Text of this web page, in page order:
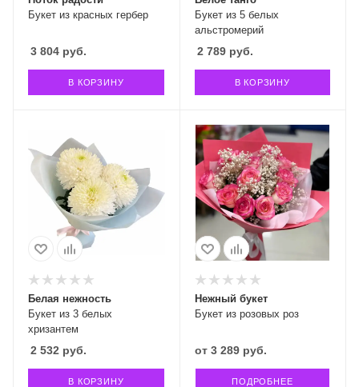
Букет из красных гербер
3 804 руб.
В КОРЗИНУ
Букет из 5 белых
альстромерий
2 789руб.
В КОРЗИНУ
Букет из 3 белых
хризантем
Белая нежность
2 532 руб.
В КОРЗИНУ
Букет из розовых роз
Нежный букет
от 3 289 руб.
ПОДРОБНЕЕ